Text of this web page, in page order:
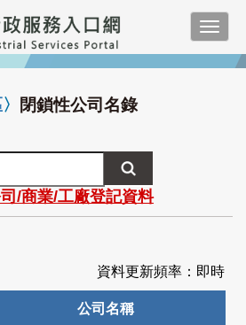
〉 閉鎖性公司名錄
司/商業/工廠登記資料
資料更新頻率：即時
公司名稱